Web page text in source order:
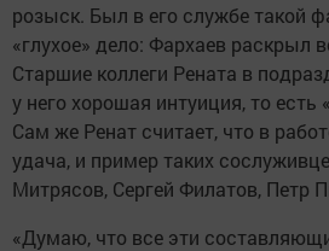
розыск. Был в его службе такой
«глухое» дело: Фархаев раскрыл
Старшие коллеги Рената в
у него хорошая интуиция, то
Сам же Ренат считает, что в
удача, и пример таких
Митрясов, Сергей Филатов, Петр
«Думаю, что все эти